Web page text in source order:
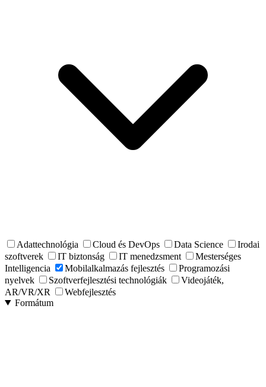
Adattechnológia Cloud és DevOps Data Science
Irodai
szoftverek
IT biztonság IT menedzsment
Mesterséges
Intelligencia
Mobilalkalmazás fejlesztés
Programozási
nyelvek
Szoftverfejlesztési technológiák
Videojáték,
AR/VR/XR
Webfejlesztés
Formátum